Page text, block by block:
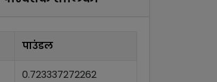
पाउंडल
0.723337272262